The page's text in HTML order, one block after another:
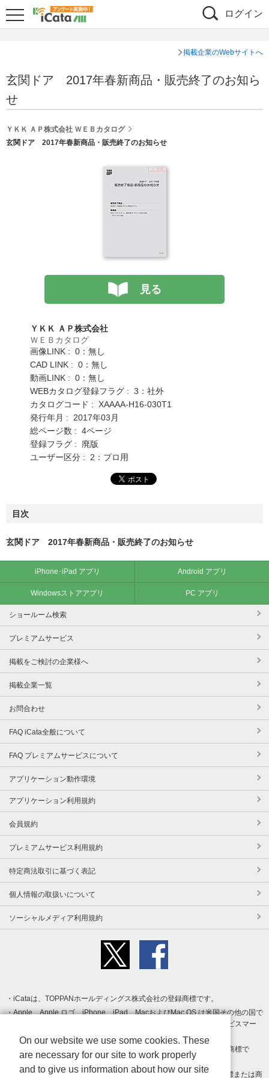
ログイン
掲載企業のWebサイトへ
玄関ドア 2017年春新商品・販売終了のお知ら
せ
ＹＫＫ ＡＰ株式会社 ＷＥＢカタログ
玄関ドア 2017年春新商品・販売終了のお知らせ
見る
ＹＫＫ ＡＰ株式会社
ＷＥＢカタログ
画像LINK : 0：無し
CAD LINK : 0：無し
動画LINK : 0：無し
WEBカタログ登録フラグ : 3：社外
カタログコード : XAAAA-H16-030T1
発行年月 : 2017年03月
総ページ数 : 4ページ
登録フラグ : 廃版
ユーザー区分 : 2：プロ用
目次
玄関ドア 2017年春新商品・販売終了のお知らせ
iPhone･iPad アプリ Android アプリ
Windowsストアアプリ PC アプリ
ショールーム検索
プレミアムサービス
掲載をご検討の企業様へ
掲載企業一覧
お問合わせ
FAQ iCata全般について
FAQ プレミアムサービスについて
アプリケーション動作環境
アプリケーション利用規約
会員規約
プレミアムサービス利用規約
特定商法取引に基づく表記
個人情報の取扱いについて
ソーシャルメディア利用規約
iCataは、TOPPANホールディングス株式会社の登録商標です。
Apple、Apple ロゴ、iPhone、iPad、MacおよびMac OS は米国その他の国で
登録された Apple Inc. の商標です。App Store は Apple Inc. のサービスマー
クです。
Android、Google Play および Google Play ロゴ は Google LLC の商標で
す。
Windows は Microsoft Inc.の米国およびその他の国における登録商標または商
On our website we use some cookies. These
are necessary for our site to work properly
and to give us information about how our site